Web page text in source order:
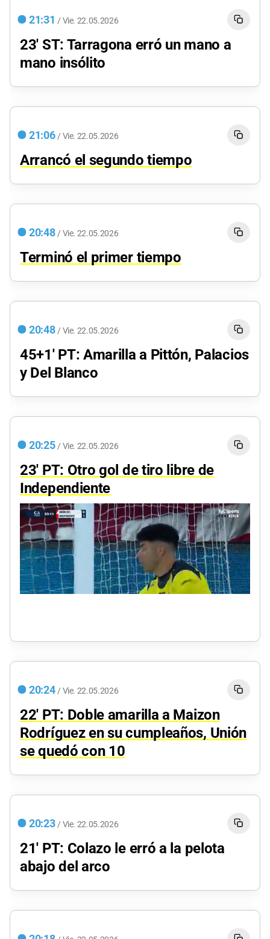
21:31 / Vie. 22.05.2026
23' ST: Tarragona erró un mano a
mano insólito
21:06 / Vie. 22.05.2026
Arrancó el segundo tiempo
20:48 / Vie. 22.05.2026
Terminó el primer tiempo
20:48 / Vie. 22.05.2026
45+1' PT: Amarilla a Pittón, Palacios
y Del Blanco
20:25 / Vie. 22.05.2026
23' PT: Otro gol de tiro libre de
Independiente
20:24 / Vie. 22.05.2026
22' PT: Doble amarilla a Maizon
Rodríguez en su cumpleaños, Unión
se quedó con 10
20:23 / Vie. 22.05.2026
21' PT: Colazo le erró a la pelota
abajo del arco